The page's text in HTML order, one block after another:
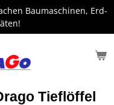
Baumaschinen, Erd-
Tieflöffel